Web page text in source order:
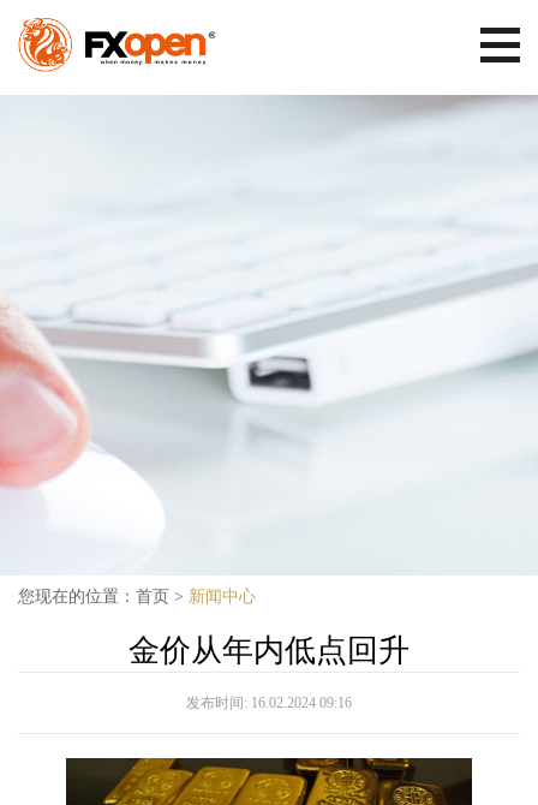
您现在的位置： 首页 > 新闻中心
金价从年内低点回升
发布时间: 16.02.2024 09:16